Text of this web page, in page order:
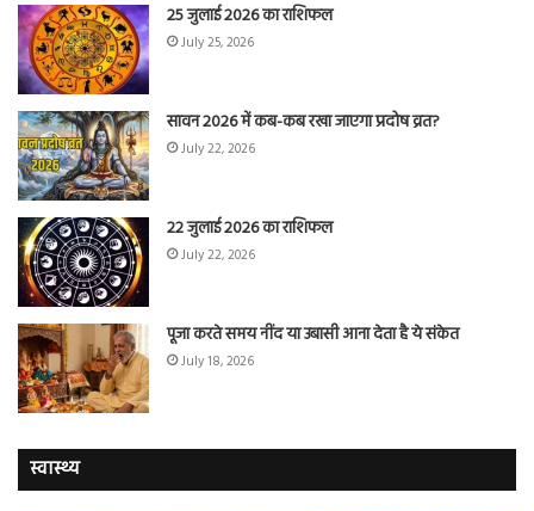
25 जुलाई 2026 का राशिफल
July 25, 2026
सावन 2026 में कब-कब रखा जाएगा प्रदोष व्रत?
July 22, 2026
22 जुलाई 2026 का राशिफल
July 22, 2026
पूजा करते समय नींद या उबासी आना देता है ये संकेत
July 18, 2026
स्वास्थ्य